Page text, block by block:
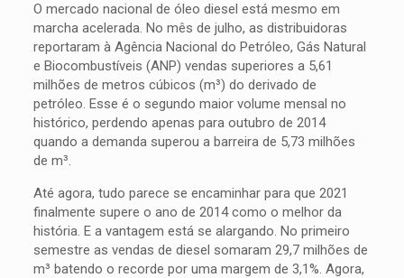
O mercado nacional de óleo diesel está mesmo em
marcha acelerada. No mês de julho, as distribuidoras
reportaram à Agência Nacional do Petróleo, Gás Natural
e Biocombustíveis (ANP) vendas superiores a 5,61
milhões de metros cúbicos (m³) do derivado de
petróleo. Esse é o segundo maior volume mensal no
histórico, perdendo apenas para outubro de 2014
quando a demanda superou a barreira de 5,73 milhões
de m³.
Até agora, tudo parece se encaminhar para que 2021
finalmente supere o ano de 2014 como o melhor da
história. E a vantagem está se alargando. No primeiro
semestre as vendas de diesel somaram 29,7 milhões de
m³ batendo o recorde por uma margem de 3,1%. Agora,